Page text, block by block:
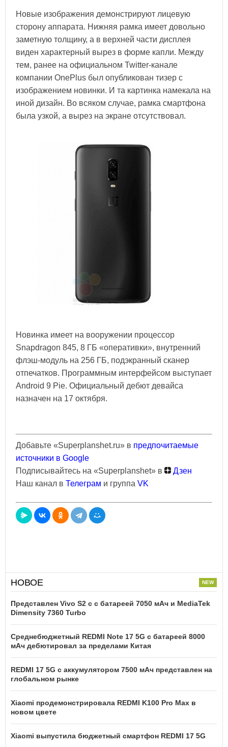
Новые изображения демонстрируют лицевую
сторону аппарата. Нижняя рамка имеет довольно
заметную толщину, а в верхней части дисплея
виден характерный вырез в форме капли. Между
тем, ранее на официальном Twitter-канале
компании OnePlus был опубликован тизер с
изображением новинки. И та картинка намекала на
иной дизайн. Во всяком случае, рамка смартфона
была узкой, а вырез на экране отсутствовал.
Новинка имеет на вооружении процессор
Snapdragon 845, 8 ГБ «оперативки», внутренний
флэш-модуль на 256 ГБ, подэкранный сканер
отпечатков. Программным интерфейсом выступает
Android 9 Рie. Официальный дебют девайса
назначен на 17 октября.
Добавьте «Superplanshet.ru» в предпочитаемые
источники в Google
Подписывайтесь на «Superplanshet» в
Дзен
Наш канал в Телеграм и группа VK
НОВОЕ
Представлен Vivo S2 с с батареей 7050 мАч и MediaTek
Dimensity 7360 Turbo
Среднебюджетный REDMI Note 17 5G с батареей 8000
мАч дебютировал за пределами Китая
REDMI 17 5G c аккумулятором 7500 мАч представлен на
глобальном рынке
Xiaomi продемонстрировала REDMI K100 Pro Max в
новом цвете
Xiaomi выпустила бюджетный смартфон REDMI 17 5G